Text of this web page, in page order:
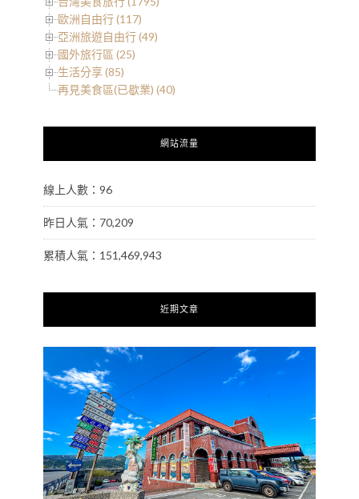
歐洲自由行 (117)
亞洲旅遊自由行 (49)
國外旅行區 (25)
生活分享 (85)
再見美食區(已歇業) (40)
網站流量
線上人數：96
昨日人氣：70,209
累積人氣：151,469,943
近期文章